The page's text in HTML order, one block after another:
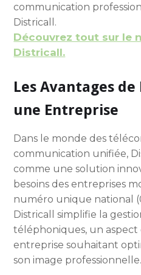
communication
Districall.
Découvrez tout sur le
Districall.
Les Avantages
une Entreprise
Dans le monde des
communication unifiée,
comme une solution
besoins des entreprises
numéro unique national
Districall simplifie la
téléphoniques, un
entreprise souhaitant
son image professionnelle.